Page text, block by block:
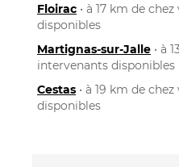
Floirac • à 17 km de
disponibles
Martignas-sur-Jalle • à
intervenants disponibles
Cestas • à 19 km de
disponibles